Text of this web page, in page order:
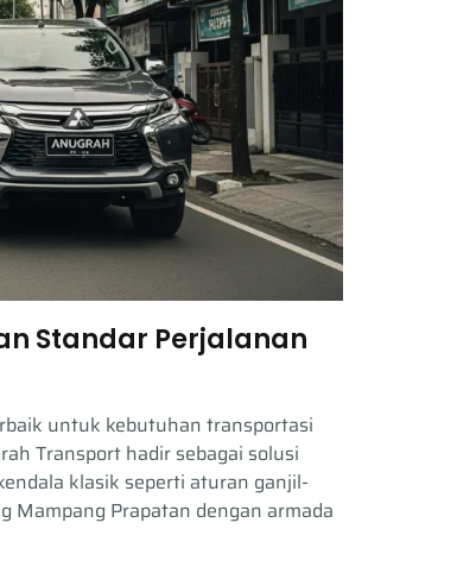
Standar Perjalanan
untuk kebutuhan transportasi
Transport hadir sebagai solusi
klasik seperti aturan ganjil-
Mampang Prapatan dengan armada